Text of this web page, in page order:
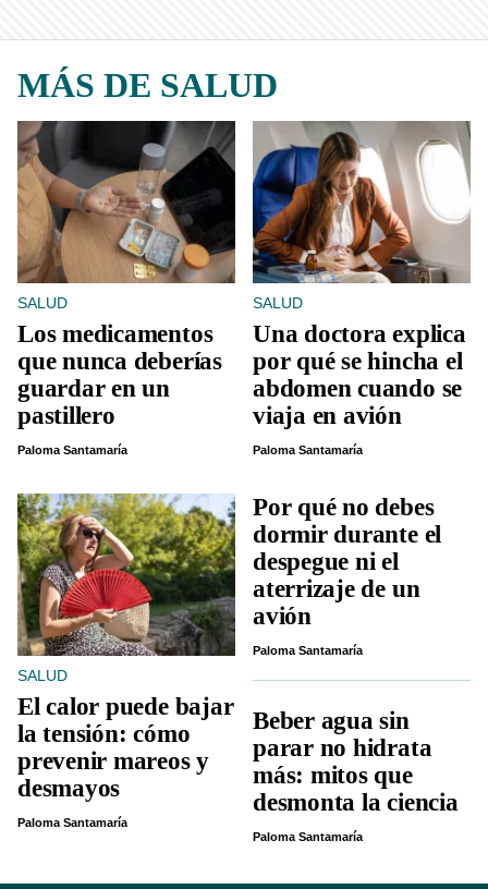
MÁS DE SALUD
SALUD
Los medicamentos
que nunca deberías
guardar en un
pastillero
Paloma Santamaría
SALUD
Una doctora explica
por qué se hincha el
abdomen cuando se
viaja en avión
Paloma Santamaría
SALUD
El calor puede bajar
la tensión: cómo
prevenir mareos y
desmayos
Paloma Santamaría
Por qué no debes
dormir durante el
despegue ni el
aterrizaje de un
avión
Paloma Santamaría
Beber agua sin
parar no hidrata
más: mitos que
desmonta la ciencia
Paloma Santamaría